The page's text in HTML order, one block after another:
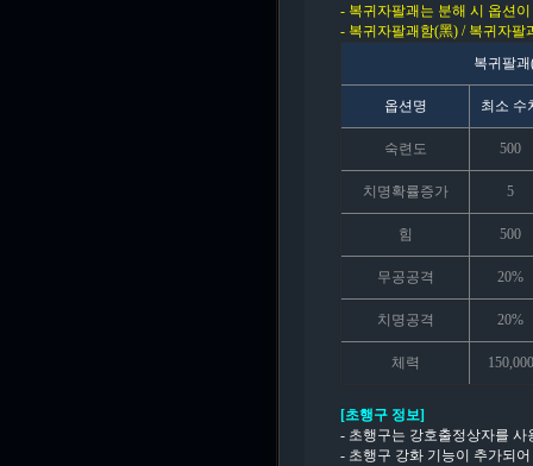
- 복귀자팔괘는 분해 시 옵션
- 복귀자팔괘함(黑) / 복귀자
복귀팔
옵션명 최소 수
숙련도 500
치명확률증가 5
힘 500
무공공격 20%
치명공격 20%
체력 150,000
[초행구 정보]
- 초행구는 강호출정상자를
- 초행구 강화 기능이 추가되